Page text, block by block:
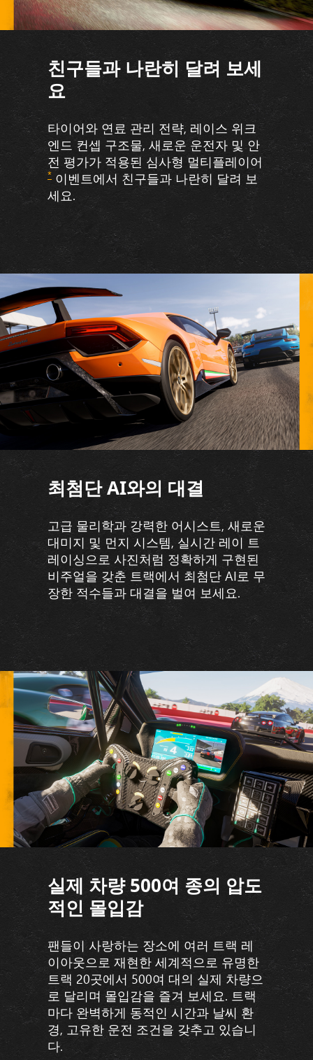
친구들과 나란히 달려 보세
요
타이어와 연료 관리 전략, 레이스 위크
엔드 컨셉 구조물, 새로운 운전자 및 안
전 평가가 적용된 심사형 멀티플레이어
* 이벤트에서 친구들과 나란히 달려 보
세요.
최첨단 AI와의 대결
고급 물리학과 강력한 어시스트, 새로운
대미지 및 먼지 시스템, 실시간 레이 트
레이싱으로 사진처럼 정확하게 구현된
비주얼을 갖춘 트랙에서 최첨단 AI로 무
장한 적수들과 대결을 벌여 보세요.
실제 차량 500여 종의 압도
적인 몰입감
팬들이 사랑하는 장소에 여러 트랙 레
이아웃으로 재현한 세계적으로 유명한
트랙 20곳에서 500여 대의 실제 차량으
로 달리며 몰입감을 즐겨 보세요. 트랙
마다 완벽하게 동적인 시간과 날씨 환
경, 고유한 운전 조건을 갖추고 있습니
다.